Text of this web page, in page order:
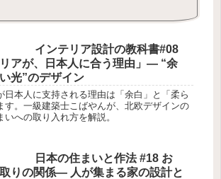
インテリア設計の教科書#08
アが、日本人に合う理由」― “余
光”のデザイン
日本人に支持される理由は「余白」と「柔ら
す。一級建築士こばやんが、北欧デザインの
への取り入れ方を解説。
日本の住まいと作法 #18 お
りの関係― 人が集まる家の設計と